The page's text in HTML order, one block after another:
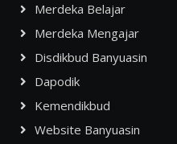
Merdeka Belajar
Merdeka Mengajar
Disdikbud Banyuasin
Dapodik
Kemendikbud
Website Banyuasin